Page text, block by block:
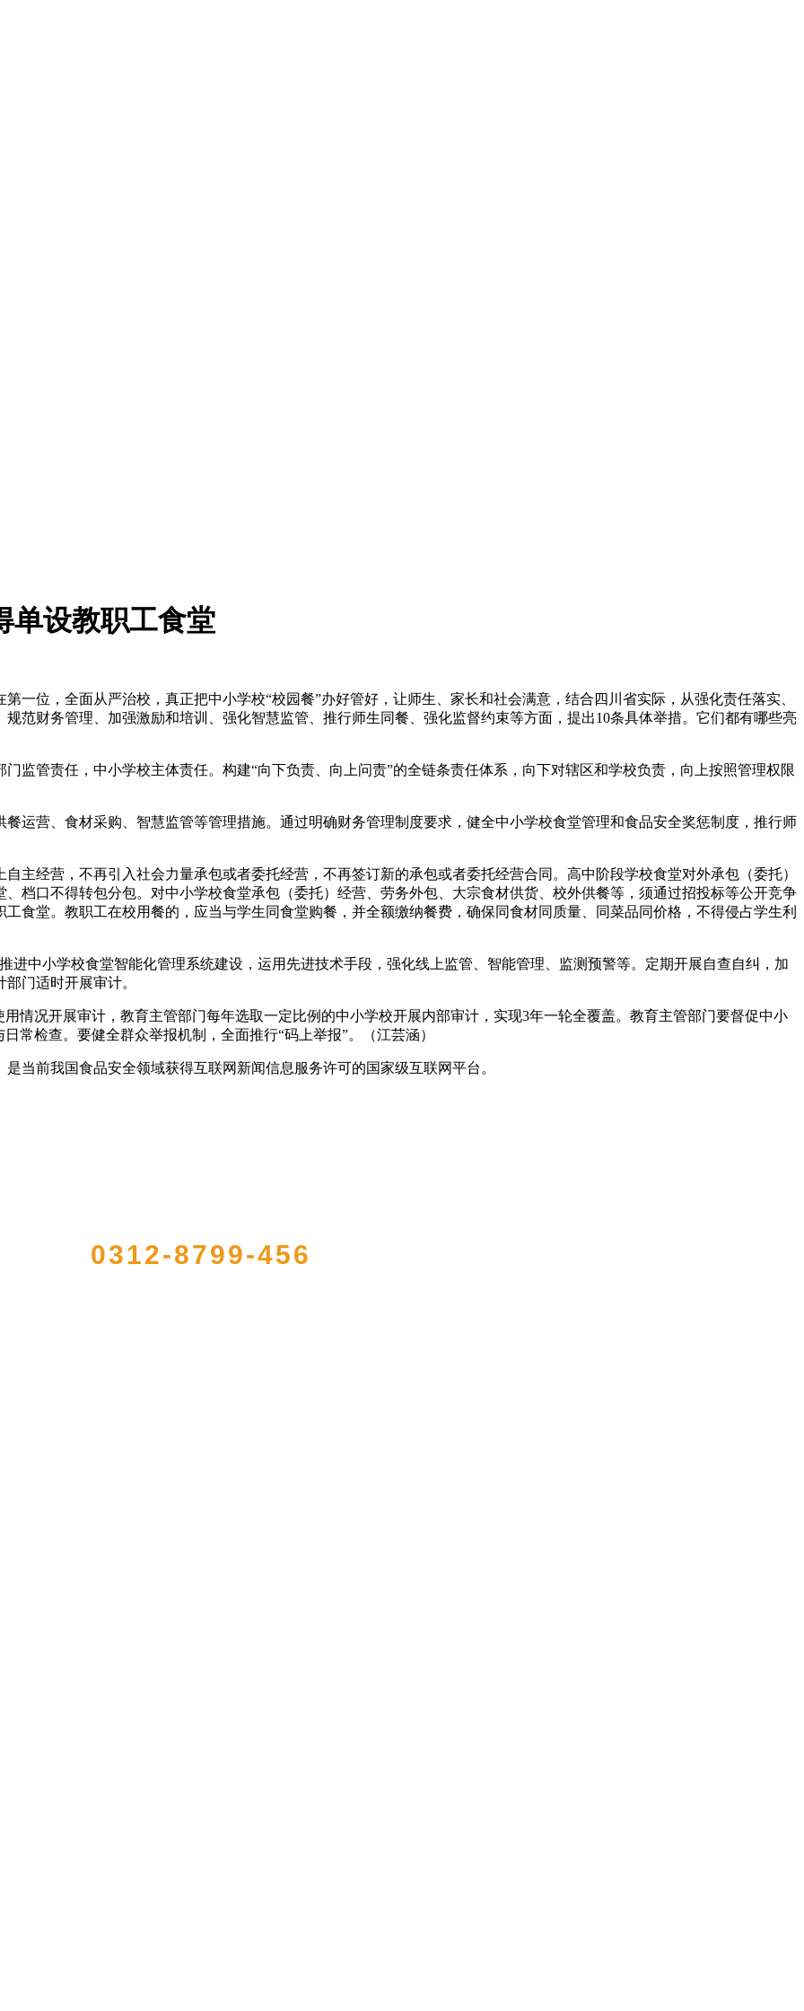
单设教职工食堂
位，全面从严治校，真正把中小学校“校园餐”办好管好，让师生、家长和社会满意，结合四川省实际，从强化责任落实、
范财务管理、加强激励和培训、强化智慧监管、推行师生同餐、强化监督约束等方面，提出10条具体举措。它们都有哪些亮
管责任，中小学校主体责任。构建“向下负责、向上问责”的全链条责任体系，向下对辖区和学校负责，向上按照管理权限
营、食材采购、智慧监管等管理措施。通过明确财务管理制度要求，健全中小学校食堂管理和食品安全奖惩制度，推行师
经营，不再引入社会力量承包或者委托经营，不再签订新的承包或者委托经营合同。高中阶段学校食堂对外承包（委托）
档口不得转包分包。对中小学校食堂承包（委托）经营、劳务外包、大宗食材供货、校外供餐等，须通过招投标等公开竞争
食堂。教职工在校用餐的，应当与学生同食堂购餐，并全额缴纳餐费，确保同食材同质量、同菜品同价格，不得侵占学生利
中小学校食堂智能化管理系统建设，运用先进技术手段，强化线上监管、智能管理、监测预警等。定期开展自查自纠，加
门适时开展审计。
况开展审计，教育主管部门每年选取一定比例的中小学校开展内部审计，实现3年一轮全覆盖。教育主管部门要督促中小
常检查。要健全群众举报机制，全面推行“码上举报”。（江芸涵）
前我国食品安全领域获得互联网新闻信息服务许可的国家级互联网平台。
0312-8799-456